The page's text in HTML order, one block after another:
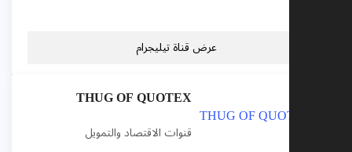
عرض قناة تيليجرام
THUG OF QUOTEX
قنوات الاقتصاد والتمويل